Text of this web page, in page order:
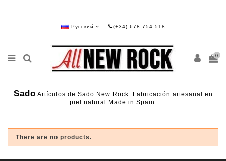
Русский (+34) 678 754 518
0
Sado Artículos de Sado New Rock. Fabricación artesanal en
piel natural Made in Spain.
There are no products.